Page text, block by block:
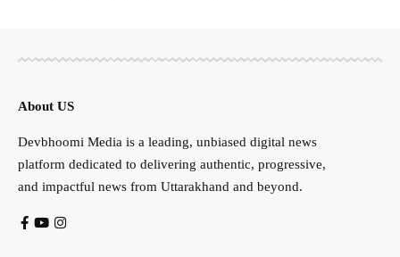
About US
Devbhoomi Media is a leading, unbiased digital news
platform dedicated to delivering authentic, progressive,
and impactful news from Uttarakhand and beyond.